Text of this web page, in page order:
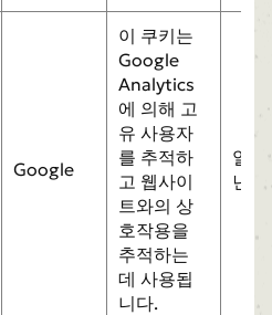
Google
이 쿠키는
Google
Analytics
에 의해 고
유 사용자
를 추적하
고 웹사이
트와의 상
호작용을
추적하는
데 사용됩
니다.
일
년